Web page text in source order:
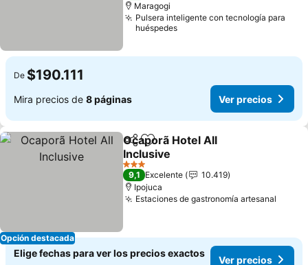
Maragogi
Pulsera inteligente con tecnología para
huéspedes
De $190.111
Mira precios de 8 páginas Ver precios
Opción destacada
CompartirAgregar a favoritos
Ocaporã Hotel All
Inclusive
3 Estrellas
9,1 Excelente
10.419
Ipojuca
Estaciones de gastronomía artesanal
Elige fechas para ver los precios exactos
Ver precios